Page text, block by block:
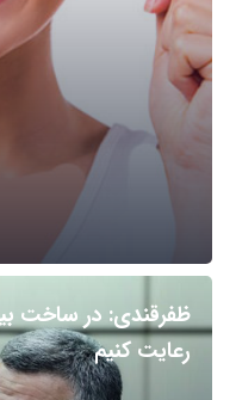
ظفرقندی: در ساخت
رعایت کنیم